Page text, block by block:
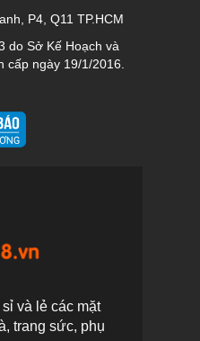
P4, Q11 TP.HCM
do Sở Kế Hoạch và
cấp ngày 19/1/2016.
và lẻ các mặt
trang sức, phụ